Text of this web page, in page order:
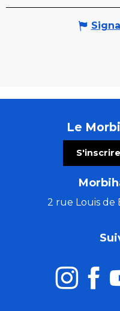
Le
2 rue Louis de